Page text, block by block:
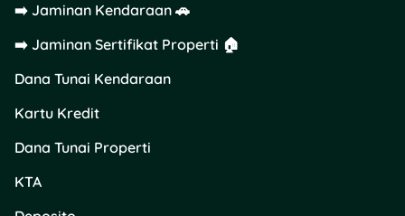
punya mimpi yang
orang lain? Itu yang dialami
Devi, gadis dari Kerinci yang
percaya ayahnya adalah
bintang besar Bollywood,
➡️ Jaminan Kendaraan 🚗
➡️ Jaminan Sertifikat Properti 🏠
Dana Tunai Kendaraan
Kartu Kredit
Dana Tunai Properti
KTA